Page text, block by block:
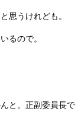
思うけれども。
るので。
と。正副委員長で